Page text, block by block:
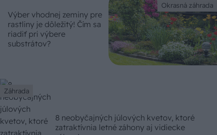
Okrasná záhrada
Výber vhodnej zeminy pre
rastliny je dôležitý! Čím sa
riadiť pri výbere
substrátov?
Záhrada
8 neobyčajných júlových kvetov, ktoré
zatraktívnia letné záhony aj vidiecke